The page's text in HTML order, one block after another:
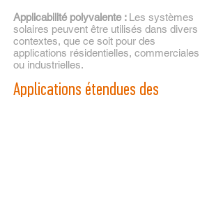
Applicabilité polyvalente : Les systèmes
solaires peuvent être utilisés dans divers
contextes, que ce soit pour des
applications résidentielles, commerciales
ou industrielles.
Applications étendues des